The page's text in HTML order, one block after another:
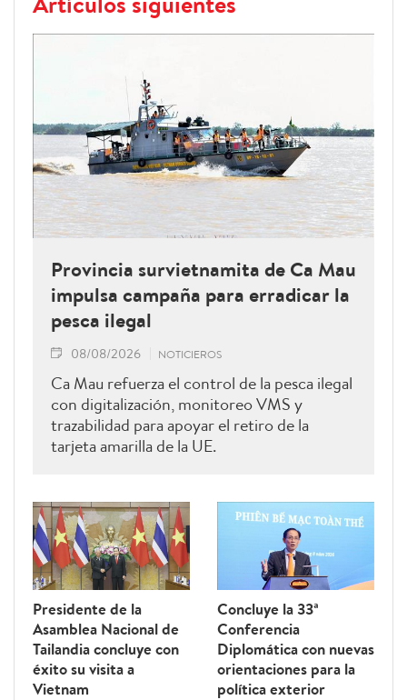
Provincia survietnamita de Ca Mau
impulsa campaña para erradicar la
pesca ilegal
08/08/2026 NOTICIEROS
Ca Mau refuerza el control de la pesca ilegal
con digitalización, monitoreo VMS y
trazabilidad para apoyar el retiro de la
tarjeta amarilla de la UE.
Presidente de la
Asamblea Nacional de
Tailandia concluye con
éxito su visita a
Vietnam
Concluye la 33ª
Conferencia
Diplomática con nuevas
orientaciones para la
política exterior